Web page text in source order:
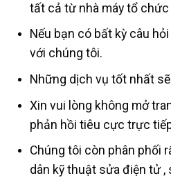
tất cả từ nhà máy tổ chức
Nếu bạn có bất kỳ câu
với chúng tôi.
Những dịch vụ tốt nhất
Xin vui lòng không mở
phản hồi tiêu cực trực
Chúng tôi còn phân phối
dân kỹ thuật sửa điện tử